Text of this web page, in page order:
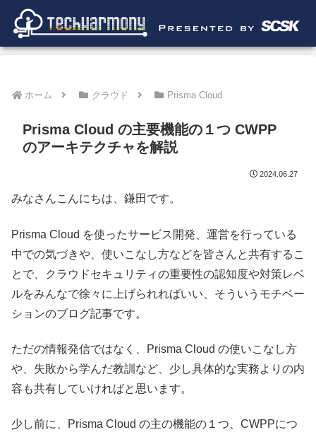
ホーム クラウド Prisma Cloud
Prisma Cloud の主要機能の１つ CWPP
のアーキテクチャを解説
2024.06.27
みなさんこんにちは、鎌田です。
Prisma Cloud を使ったサービス開発、運営を行っている
中での気づきや、使いこなし方などを皆さんと共有するこ
とで、クラウドセキュリティの重要性の認知度や対策レベ
ルをみんなで徐々に上げられればいい、そういうモチベー
ションのブログ記事です。
ただの情報発信ではなく、Prisma Cloud の使いこなし方
や、失敗から学んだ教訓など、少し具体的な実務よりの内
容も共有していければと思います。
少し前に、Prisma Cloud の主の機能の１つ、CWPPにつ